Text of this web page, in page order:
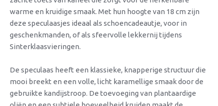
warme en kruidige smaak. Met hun hoogte van 18 cm zijn
deze speculaasjes ideaal als schoencadeautje, voor in
geschenkmanden, of als sfeervolle lekkernij tijdens
Sinterklaasvieringen.
De speculaas heeft een klassieke, knapperige structuur die
mooi breekt en een volle, licht karamellige smaak door de
gebruikte kandijstroop. De toevoeging van plantaardige